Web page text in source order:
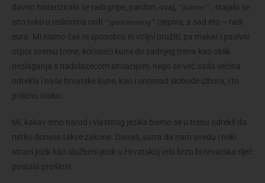
davno histeriziralo se radi gripe, pardon, ovaj, “korone” , stajalo se
isto tako u redovima radi “spasonosnog” cjepiva, a sad eto – radi
eura. Mi nismo čak ni sposobni, ni voljni pružiti, pa makar i pasivni
otpor svemu tome, koristeći kunu do zadnjeg trena kao oblik
neslaganja s nadolazećom situacijom, nego se već sada većina
odrekla i naše hrvatske kune, kao i onomad slobode izbora, i to
prilično olako.
Mi, kakav smo narod i vlastitog jezika bismo se u trenu odrekli da
netko donese takve zakone. Danas, sutra da nam uvedu i neki
strani jezik kao službeni jezik u Hrvatskoj vrlo brzo bi hrvatska riječ
postala prošlost.